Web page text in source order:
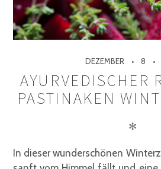
DEZEMBER 8
AYURVEDISCHER
PASTINAKEN
✻
In dieser wunderschönen